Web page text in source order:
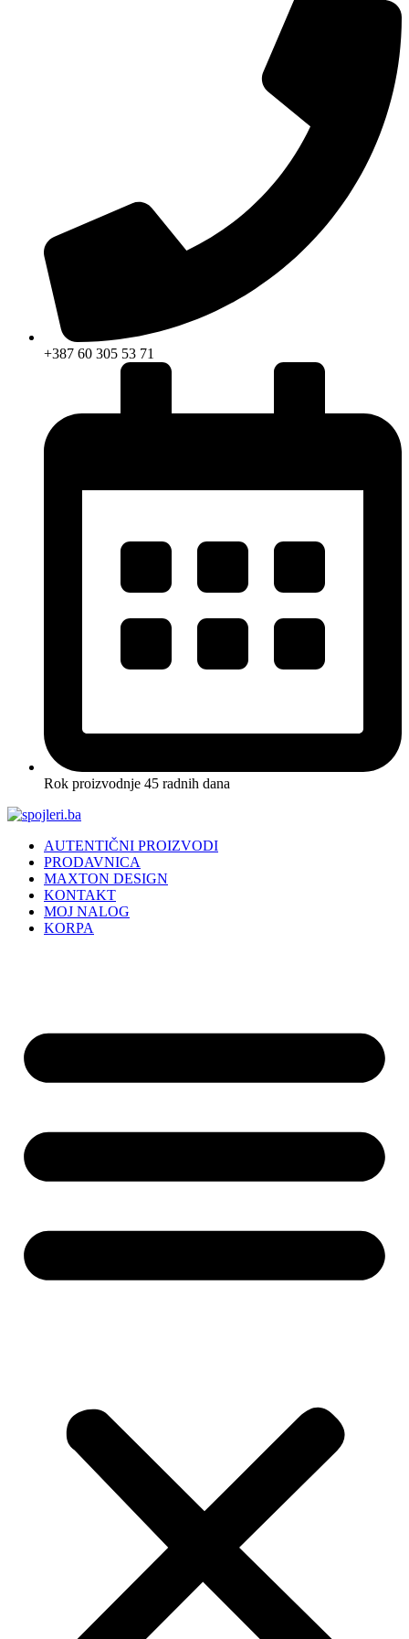
+387 60 305 53 71
Rok proizvodnje 45 radnih dana
AUTENTIČNI PROIZVODI
PRODAVNICA
MAXTON DESIGN
KONTAKT
MOJ NALOG
KORPA